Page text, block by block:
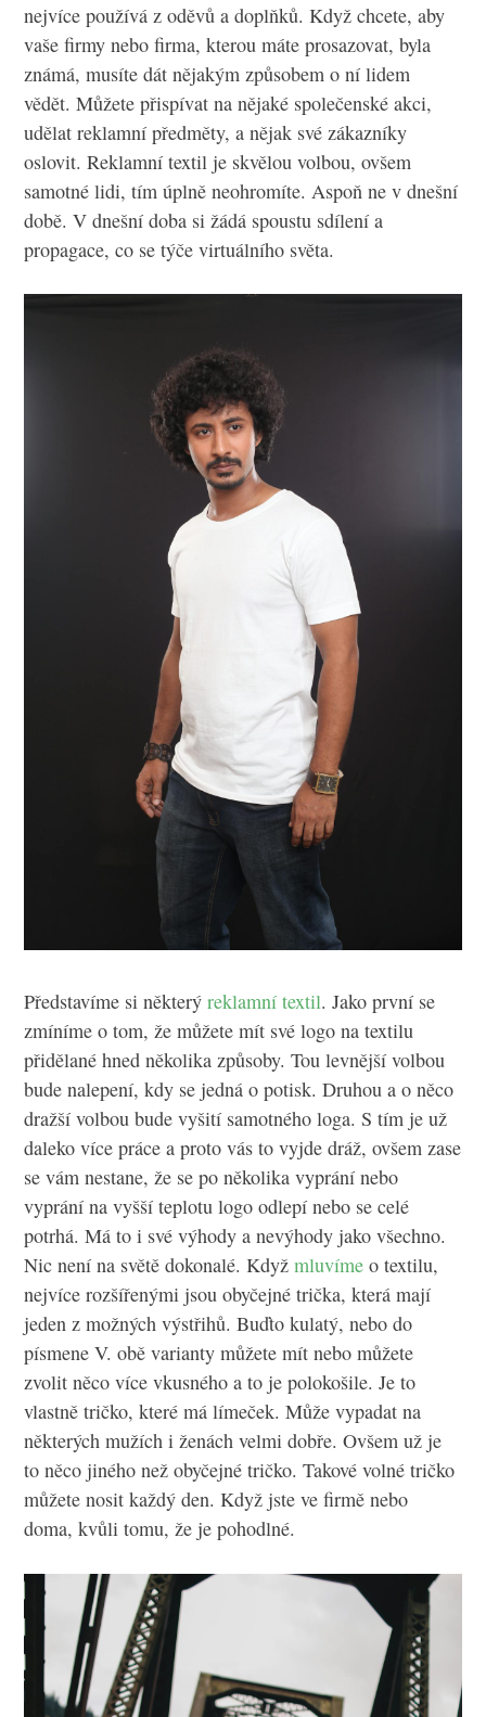
nejvíce používá z oděvů a doplňků. Když chcete, aby
vaše firmy nebo firma, kterou máte prosazovat, byla
známá, musíte dát nějakým způsobem o ní lidem
vědět. Můžete přispívat na nějaké společenské akci,
udělat reklamní předměty, a nějak své zákazníky
oslovit. Reklamní textil je skvělou volbou, ovšem
samotné lidi, tím úplně neohromíte. Aspoň ne v dnešní
době. V dnešní doba si žádá spoustu sdílení a
propagace, co se týče virtuálního světa.
Představíme si některýreklamní textil. Jako první se
zmíníme o tom, že můžete mít své logo na textilu
přidělané hned několika způsoby. Tou levnější volbou
bude nalepení, kdy se jedná o potisk. Druhou a o něco
dražší volbou bude vyšití samotného loga. S tím je už
daleko více práce a proto vás to vyjde dráž, ovšem zase
se vám nestane, že se po několika vyprání nebo
vyprání na vyšší teplotu logo odlepí nebo se celé
potrhá. Má to i své výhody a nevýhody jako všechno.
Nic není na světě dokonalé. Když mluvíme o textilu,
nejvíce rozšířenými jsou obyčejné trička, která mají
jeden z možných výstřihů. Buďto kulatý, nebo do
písmene V. obě varianty můžete mít nebo můžete
zvolit něco více vkusného a to je polokošile. Je to
vlastně tričko, které má límeček. Může vypadat na
některých mužích i ženách velmi dobře. Ovšem už je
to něco jiného než obyčejné tričko. Takové volné tričko
můžete nosit každý den. Když jste ve firmě nebo
doma, kvůli tomu, že je pohodlné.